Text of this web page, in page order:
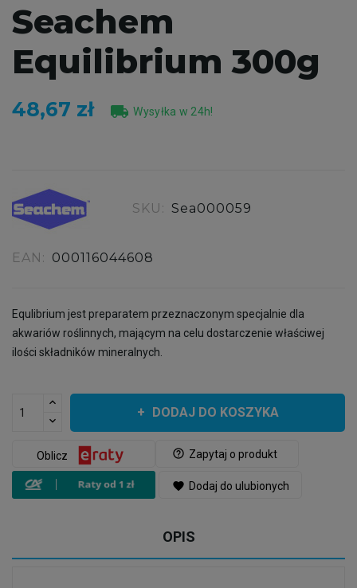
Seachem
Equilibrium 300g
48,67 zł local_shipping Wysyłka w 24h!
SKU: Sea000059
EAN: 000116044608
Equlibrium jest preparatem przeznaczonym specjalnie dla
akwariów roślinnych, mającym na celu dostarczenie właściwej
ilości składników mineralnych.
DODAJ DO KOSZYKA
help_outline Zapytaj o produkt
Oblicz
favorite Dodaj do ulubionych
OPIS